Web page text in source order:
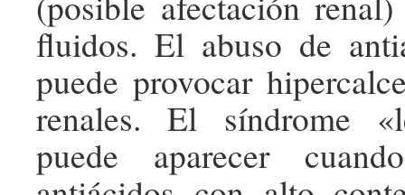
fluidos. El abuso de
puede provocar
renales. El síndrome
puede aparecer